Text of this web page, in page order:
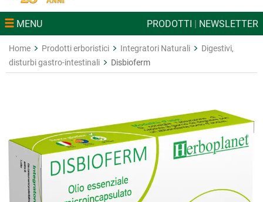
MENU PRODOTTI | NEWSLETTER
Home Prodotti erboristici Integratori Naturali
Digestivi,
disturbi gastro-intestinali
Disbioferm